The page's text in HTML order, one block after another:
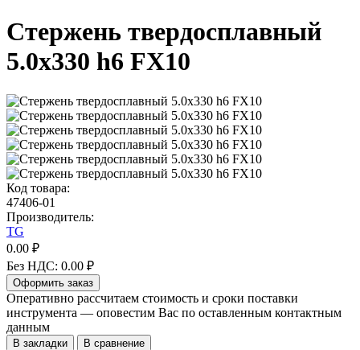
Стержень твердосплавный
5.0х330 h6 FX10
Код товара:
47406-01
Производитель:
TG
0.00 ₽
Без НДС: 0.00 ₽
Оформить заказ
Оперативно рассчитаем стоимость и сроки поставки
инструмента — оповестим Вас по оставленным контактным
данным
В закладки В сравнение